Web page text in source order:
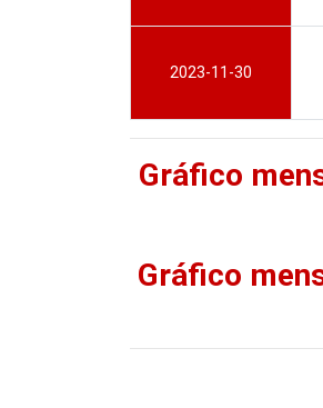
2023-11-30
Gráfico
Gráfico